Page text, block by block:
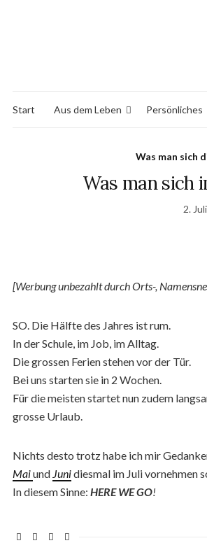
Start Aus dem Leben Persönliches
Was man sich
Was man sich
2.
[Werbung unbezahlt durch Orts-,
SO. Die Hälfte des Jahres ist rum.
In der Schule, im Job, im Alltag.
Die grossen Ferien stehen vor der Tür.
Bei uns starten sie in 2 Wochen.
Für die meisten startet nun zudem
grosse Urlaub.
Nichts desto trotz habe ich mir
Maiund Junidiesmal im Juli vornehmen
In diesem Sinne: HERE WE GO!